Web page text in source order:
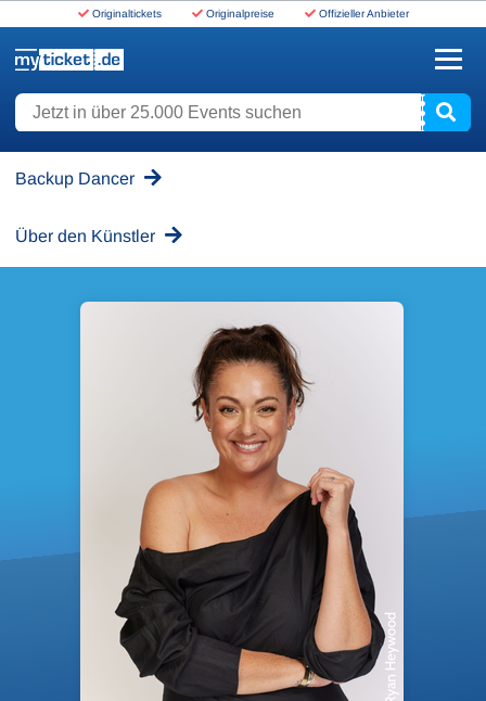
Originaltickets Originalpreise Offizieller Anbieter
Jetzt in über 25.000 Events suchen
Backup Dancer
Über den Künstler